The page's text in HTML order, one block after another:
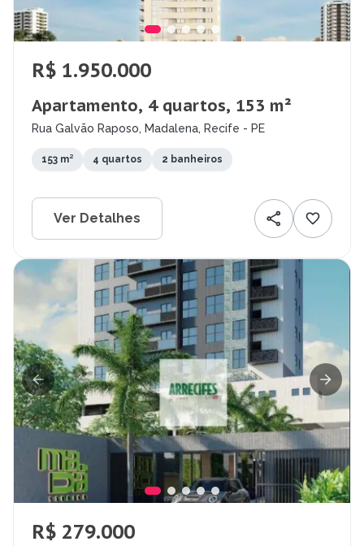
R$ 1.950.000
Apartamento, 4 quartos, 153 m²
Rua Galvão Raposo, Madalena, Recife - PE
153 m² 4 quartos 2 banheiros
Ver Detalhes
R$ 279.000